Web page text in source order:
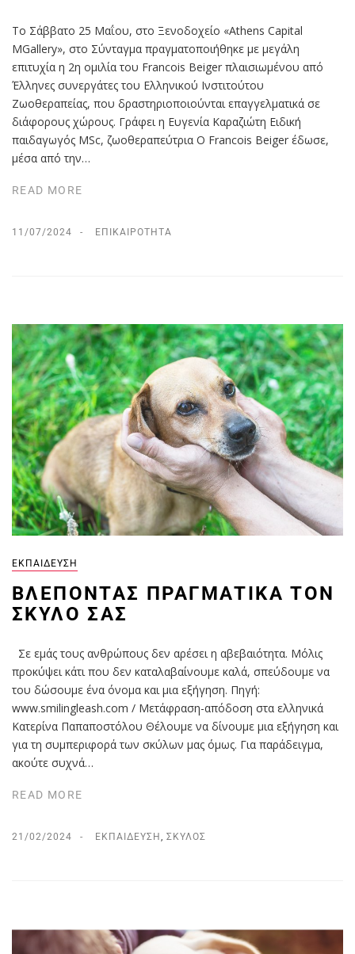
Το Σάββατο 25 Μαΐου, στο Ξενοδοχείο «Athens Capital
MGallery», στο Σύνταγμα πραγματοποιήθηκε με μεγάλη
επιτυχία η 2η ομιλία του Francois Beiger πλαισιωμένου από
Έλληνες συνεργάτες του Ελληνικού Ινστιτούτου
Ζωοθεραπείας, που δραστηριοποιούνται επαγγελματικά σε
διάφορους χώρους. Γράφει η Ευγενία Καραζιώτη Ειδική
παιδαγωγός MSc, ζωοθεραπεύτρια Ο Francois Beiger έδωσε,
μέσα από την…
READ MORE
11/07/2024 ΕΠΙΚΑΙΡΌΤΗΤΑ
ΕΚΠΑΊΔΕΥΣΗ
ΒΛΈΠΟΝΤΑΣ ΠΡΑΓΜΑΤΙΚΆ ΤΟΝ
ΣΚΎΛΟ ΣΑΣ
Σε εμάς τους ανθρώπους δεν αρέσει η αβεβαιότητα. Μόλις
προκύψει κάτι που δεν καταλαβαίνουμε καλά, σπεύδουμε να
του δώσουμε ένα όνομα και μια εξήγηση. Πηγή:
www.smilingleash.com / Μετάφραση-απόδοση στα ελληνικά
Κατερίνα Παπαποστόλου Θέλουμε να δίνουμε μια εξήγηση και
για τη συμπεριφορά των σκύλων μας όμως. Για παράδειγμα,
ακούτε συχνά…
READ MORE
21/02/2024 ΕΚΠΑΊΔΕΥΣΗ , ΣΚΎΛΟΣ